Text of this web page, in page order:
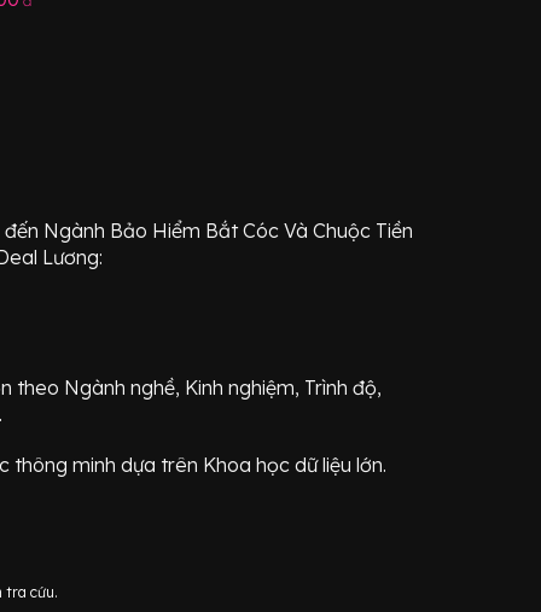
Ngành Bảo Hiểm Bắt Cóc Và Chuộc Tiền
Lương:
theo Ngành nghề, Kinh nghiệm, Trình độ,
thông minh dựa trên Khoa học dữ liệu lớn.
tra cứu.